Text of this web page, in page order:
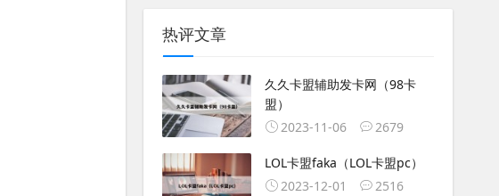
热评文章
久久卡盟辅助发卡网（98卡
盟）
2023-11-06
2679
LOL卡盟faka（LOL卡盟pc）
2023-12-01
2516